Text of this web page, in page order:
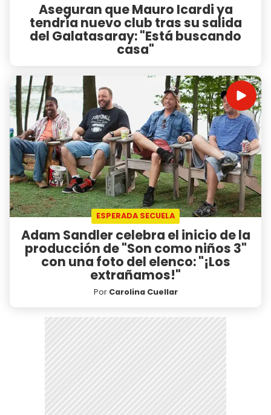
Aseguran que Mauro Icardi ya
tendría nuevo club tras su salida
del Galatasaray: "Está buscando
casa"
ESPERADA SECUELA
Adam Sandler celebra el inicio de la
producción de "Son como niños 3"
con una foto del elenco: "¡Los
extrañamos!"
Por Carolina Cuellar